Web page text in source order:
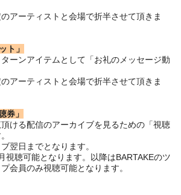
アーティストと会場で折半させて頂きま
ト」
ーンアイテムとして「お礼のメッセージ動
アーティストと会場で折半させて頂きま
券」
ける配信のアーカイブを見るための「視聴
翌日までとなります。
聴可能となります。以降はBARTAKEのツ
会員のみ視聴可能となります。